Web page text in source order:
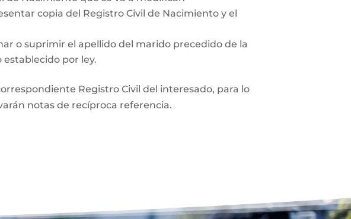
copia del Registro Civil de Nacimiento y el
o suprimir el apellido del marido precedido de la
establecido por ley.
Registro Civil del interesado, para lo
notas de recíproca referencia.